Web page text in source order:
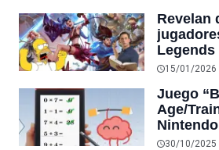
que te
RPGs
Revelan
Legends
rango
priorizan
ganar
15/01/2026
Juego
Age/
revertir
30/10/2025